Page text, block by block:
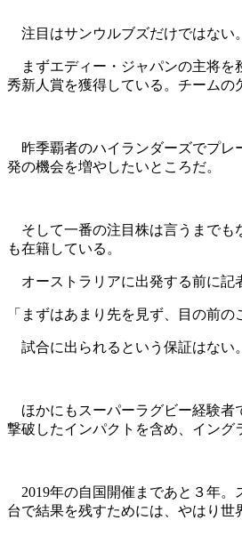
注目はサンウルブズだけではない。
まずエディー・ジャパンの主将を
秀新人賞を獲得している。チームの
昨季覇者のハイランダーズでプレ
発の機会を増やしたいところだ。
そして一番の注目株は言うまでも
も在籍している。
オーストラリアに出発する前に記
「まずはあまり先を見ず、目の前
試合に出られるという保証はない
ほかにもスーパーラグビー経験者
撃破したインパクトを含め、イング
2019年の自国開催まであと３年。
台で結果を残すためには、やはり世